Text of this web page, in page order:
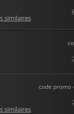
similaires
similaires
code promo